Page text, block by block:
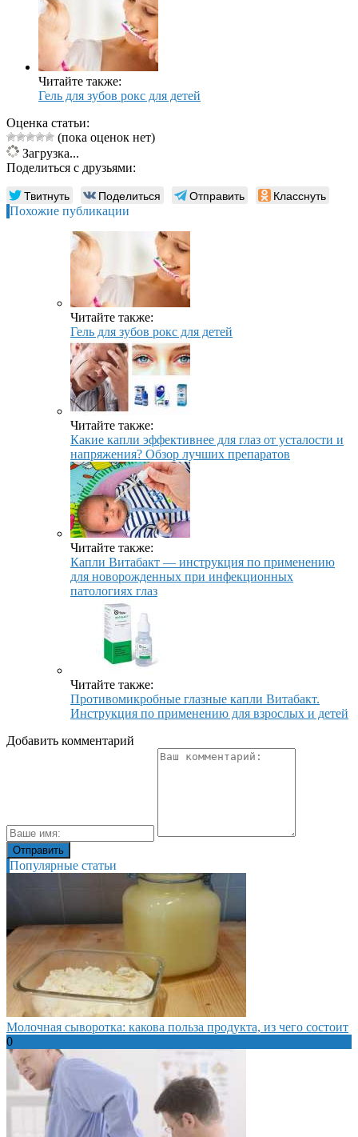
Читайте также:
Гель для зубов рокс для детей
Оценка статьи:
(пока оценок нет)
Загрузка...
Поделиться с друзьями:
Твитнуть Поделиться Отправить Класснуть
Похожие публикации
Читайте также:
Гель для зубов рокс для детей
Читайте также:
Какие капли эффективнее для глаз от усталости и
напряжения? Обзор лучших препаратов
Читайте также:
Капли Витабакт — инструкция по применению
для новорожденных при инфекционных
патологиях глаз
Читайте также:
Противомикробные глазные капли Витабакт.
Инструкция по применению для взрослых и детей
Добавить комментарий
Популярные статьи
Молочная сыворотка: какова польза продукта, из чего состоит
0